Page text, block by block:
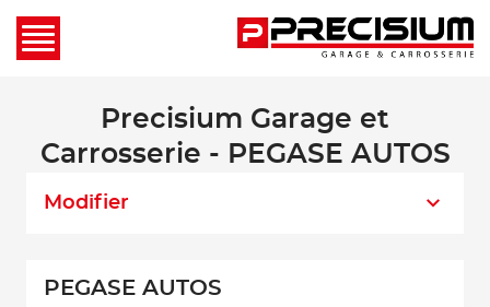
Precisium Garage et
Carrosserie - PEGASE AUTOS
Modifier
PEGASE AUTOS